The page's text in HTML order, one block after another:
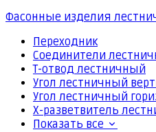
Фасонные изделия
Переходник
Соединители
Т-отвод лестничный
Угол лестничный
Угол лестничный
Х-разветвитель
Показать все